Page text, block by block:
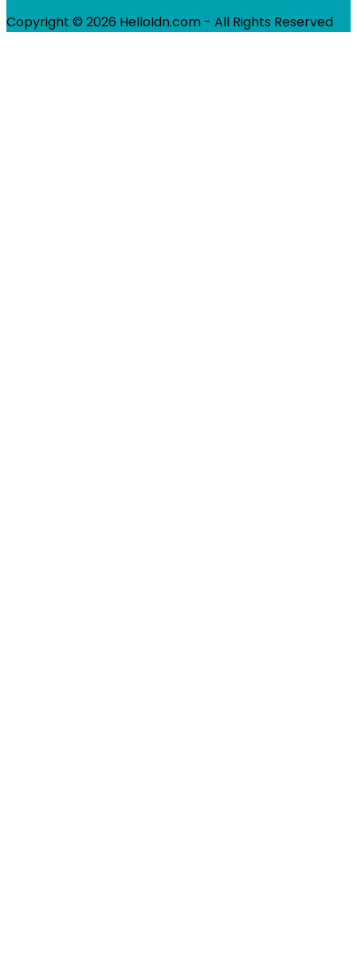
Copyright © 2026 HelloIdn.com - All Rights Reserved